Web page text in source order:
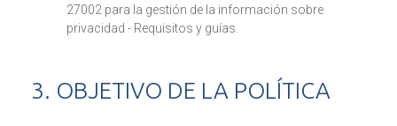
27002 para la gestión de la información sobre
privacidad - Requisitos y guías.
3. OBJETIVO DE LA POLÍTICA